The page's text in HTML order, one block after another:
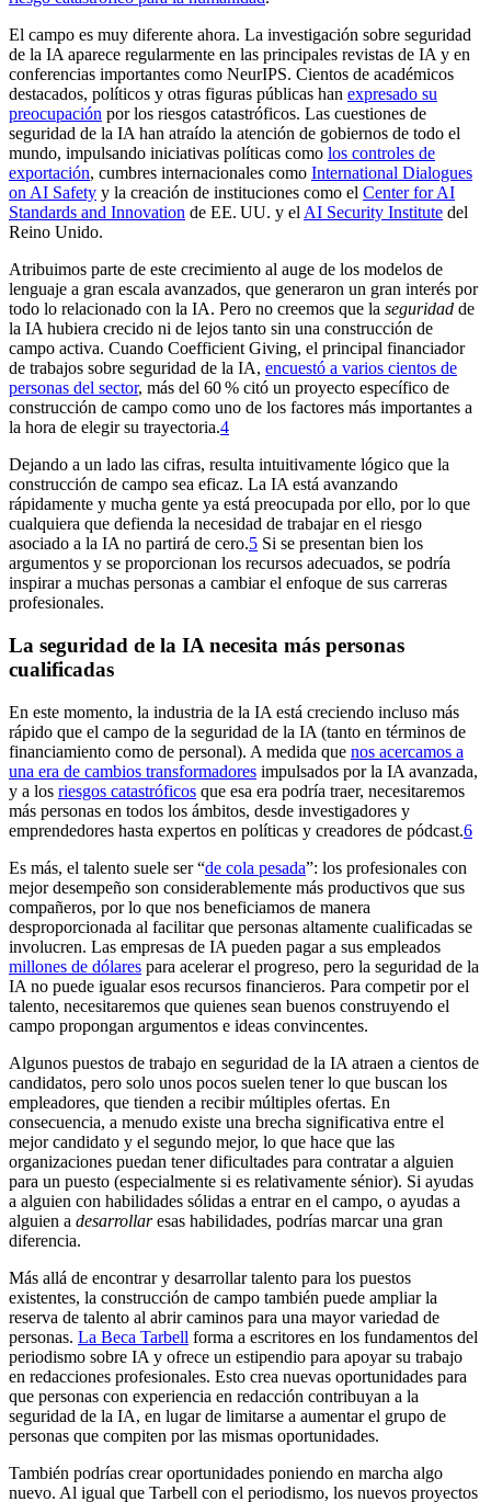
El campo es muy diferente ahora. La investigación sobre seguridad
de la IA aparece regularmente en las principales revistas de IA y en
conferencias importantes como NeurIPS. Cientos de académicos
destacados, políticos y otras figuras públicas han expresado su
preocupación por los riesgos catastróficos. Las cuestiones de
seguridad de la IA han atraído la atención de gobiernos de todo el
mundo, impulsando iniciativas políticas como los controles de
exportación, cumbres internacionales como International Dialogues
on AI Safety y la creación de instituciones como el Center for AI
Standards and Innovation de EE. UU. y el AI Security Institute del
Reino Unido.
Atribuimos parte de este crecimiento al auge de los modelos de
lenguaje a gran escala avanzados, que generaron un gran interés por
todo lo relacionado con la IA. Pero no creemos que la seguridad de
la IA hubiera crecido ni de lejos tanto sin una construcción de
campo activa. Cuando Coefficient Giving, el principal financiador
de trabajos sobre seguridad de la IA, encuestó a varios cientos de
personas del sector, más del 60 % citó un proyecto específico de
construcción de campo como uno de los factores más importantes a
la hora de elegir su trayectoria.⁠4
Dejando a un lado las cifras, resulta intuitivamente lógico que la
construcción de campo sea eficaz. La IA está avanzando
rápidamente y mucha gente ya está preocupada por ello, por lo que
cualquiera que defienda la necesidad de trabajar en el riesgo
asociado a la IA no partirá de cero.⁠5 Si se presentan bien los
argumentos y se proporcionan los recursos adecuados, se podría
inspirar a muchas personas a cambiar el enfoque de sus carreras
profesionales.
La seguridad de la IA necesita más personas
cualificadas
En este momento, la industria de la IA está creciendo incluso más
rápido que el campo de la seguridad de la IA (tanto en términos de
financiamiento como de personal). A medida que nos acercamos a
una era de cambios transformadores impulsados por la IA avanzada,
y a los riesgos catastróficos que esa era podría traer, necesitaremos
más personas en todos los ámbitos, desde investigadores y
emprendedores hasta expertos en políticas y creadores de pódcast.⁠6
Es más, el talento suele ser “de cola pesada”: los profesionales con
mejor desempeño son considerablemente más productivos que sus
compañeros, por lo que nos beneficiamos de manera
desproporcionada al facilitar que personas altamente cualificadas se
involucren. Las empresas de IA pueden pagar a sus empleados
millones de dólares para acelerar el progreso, pero la seguridad de la
IA no puede igualar esos recursos financieros. Para competir por el
talento, necesitaremos que quienes sean buenos construyendo el
campo propongan argumentos e ideas convincentes.
Algunos puestos de trabajo en seguridad de la IA atraen a cientos de
candidatos, pero solo unos pocos suelen tener lo que buscan los
empleadores, que tienden a recibir múltiples ofertas. En
consecuencia, a menudo existe una brecha significativa entre el
mejor candidato y el segundo mejor, lo que hace que las
organizaciones puedan tener dificultades para contratar a alguien
para un puesto (especialmente si es relativamente sénior). Si ayudas
a alguien con habilidades sólidas a entrar en el campo, o ayudas a
alguien a desarrollaresas habilidades, podrías marcar una gran
diferencia.
Más allá de encontrar y desarrollar talento para los puestos
existentes, la construcción de campo también puede ampliar la
reserva de talento al abrir caminos para una mayor variedad de
personas. La Beca Tarbell forma a escritores en los fundamentos del
periodismo sobre IA y ofrece un estipendio para apoyar su trabajo
en redacciones profesionales. Esto crea nuevas oportunidades para
que personas con experiencia en redacción contribuyan a la
seguridad de la IA, en lugar de limitarse a aumentar el grupo de
personas que compiten por las mismas oportunidades.
También podrías crear oportunidades poniendo en marcha algo
nuevo. Al igual que Tarbell con el periodismo, los nuevos proyectos